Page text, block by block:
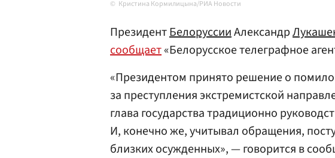
Кристина Кормилицына/РИА Новости
ПрезидентБелоруссииАлександр
сообщает«Белорусское телеграфное
«Президентом принято решение о
за преступления экстремистской
глава государства традиционно
И, конечно же, учитывал обращения,
близких осужденных», — говорится в